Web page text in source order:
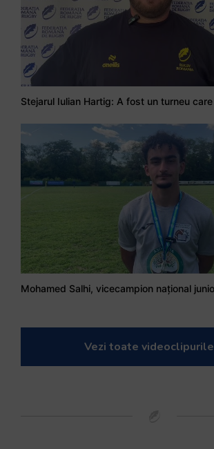
Vezi toate videoclipurile